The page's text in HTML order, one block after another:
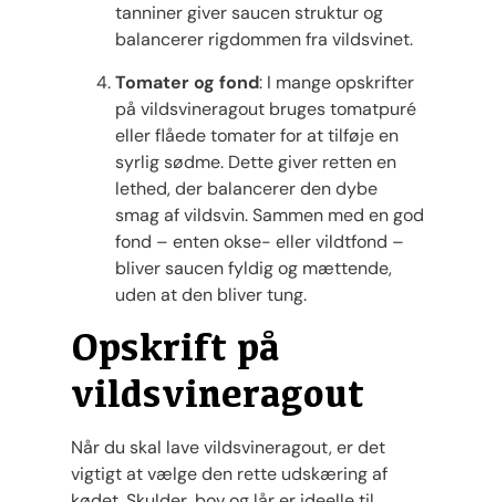
tanniner giver saucen struktur og
balancerer rigdommen fra vildsvinet.
Tomater og fond: I mange opskrifter
på vildsvineragout bruges tomatpuré
eller flåede tomater for at tilføje en
syrlig sødme. Dette giver retten en
lethed, der balancerer den dybe
smag af vildsvin. Sammen med en god
fond – enten okse- eller vildtfond –
bliver saucen fyldig og mættende,
uden at den bliver tung.
Opskrift på
vildsvineragout
Når du skal lave vildsvineragout, er det
vigtigt at vælge den rette udskæring af